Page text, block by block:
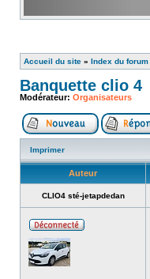
Accueil du site » Index du forum
Banquette clio 4
Modérateur: Organisateurs
Imprimer
Auteur
CLIO4 sté-jetapdedan